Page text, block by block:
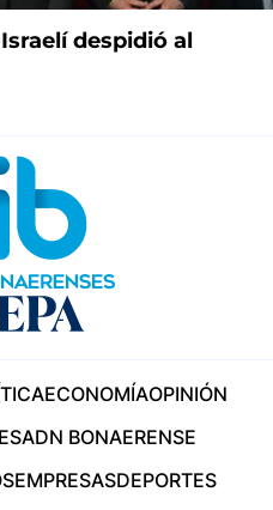
despidió al
ECONOMÍAOPINIÓN
ADN BONAERENSE
EMPRESASDEPORTES